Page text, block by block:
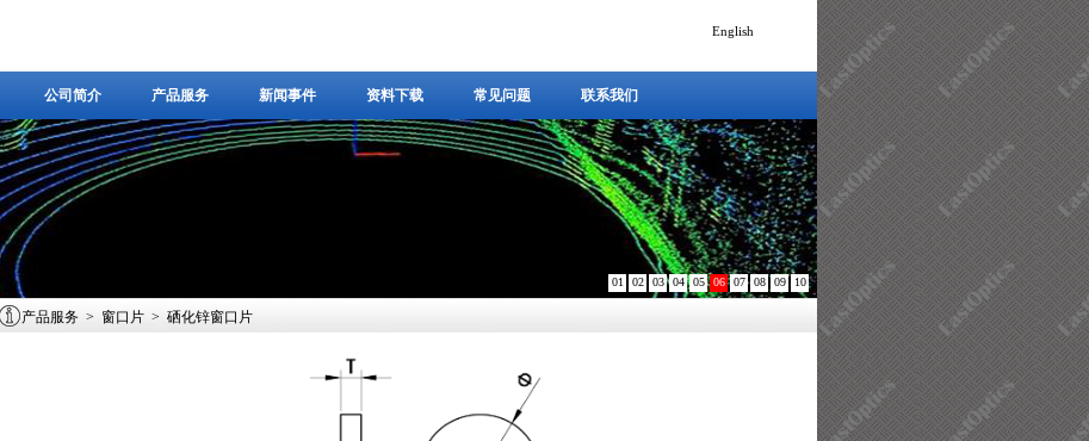
English
公司简介
公司简介
产品服务
产品服务
新闻事件
新闻事件
资料下载
资料下载
常见问题
常见问题
联系我们
联系我们
01 02 03 04 05 06 07 08 09 10
产品服务 > 窗口片 > 硒化锌窗口片